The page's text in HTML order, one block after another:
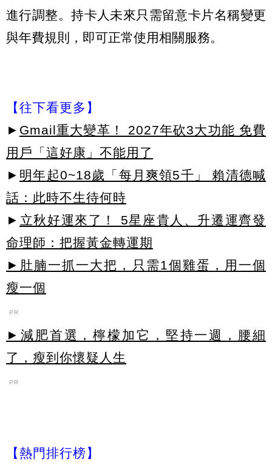
進行調整。持卡人未來只需留意卡片名稱變更
與年費規則，即可正常使用相關服務。
【往下看更多】
► Gmail重大變革！ 2027年砍3大功能 免費
用戶「這好康」不能用了
► 明年起0~18歲「每月爽領5千」 賴清德喊
話：此時不生待何時
► 立秋好運來了！ 5星座貴人、升遷運齊發
命理師：把握黃金轉運期
►肚腩一抓一大把，只需1個雞蛋，用一個
瘦一個
PR
►減肥首選，檸檬加它，堅持一週，腰細
了，瘦到你懷疑人生
PR
【熱門排行榜】